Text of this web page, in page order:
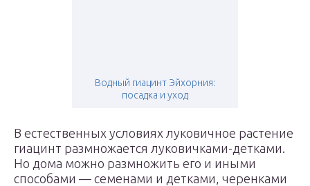
Водный гиацинт Эйхорния:
посадка и уход
В естественных условиях луковичное растение
гиацинт размножается луковичками-детками.
Но дома можно размножить его и иными
способами — семенами и детками, черенками